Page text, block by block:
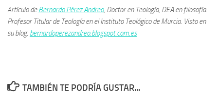
Artículo deBernardo Pérez Andreo, Doctor en Teología, DEA en filosofía.
Profesor Titular de Teología en el Instituto Teológico de Murcia. Visto en
su blog: bernardoperezandreo.blogspot.com.es
TAMBIÉN TE PODRÍA GUSTAR...